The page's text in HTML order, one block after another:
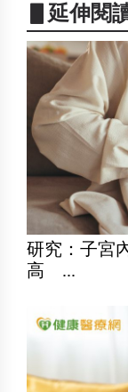
▋延伸閱
研究：子宮
高 ...